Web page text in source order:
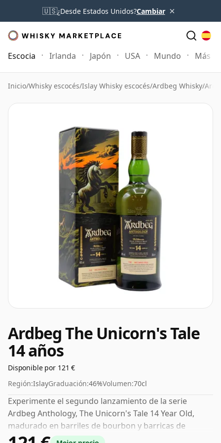
🇺🇸¿Desde Estados Unidos?Cambiar ×
Escocia Irlanda Japón USA Mundo Más
Inicio/Whisky escocés/Islay Whisky escocés/Ardbeg Whisky/
Ardbeg The Unicorn's Tale
14 años
Disponible por 121 €
Región:IslayGraduación:46%Volumen:70cl
Experimente el segundo lanzamiento de la serie
Ardbeg Anthology, The Unicorn's Tale 14 Year Old,
madurado en barriles de bourbon y barricas de
Madeira. El aroma tiene un toque fuerte de cáscara de